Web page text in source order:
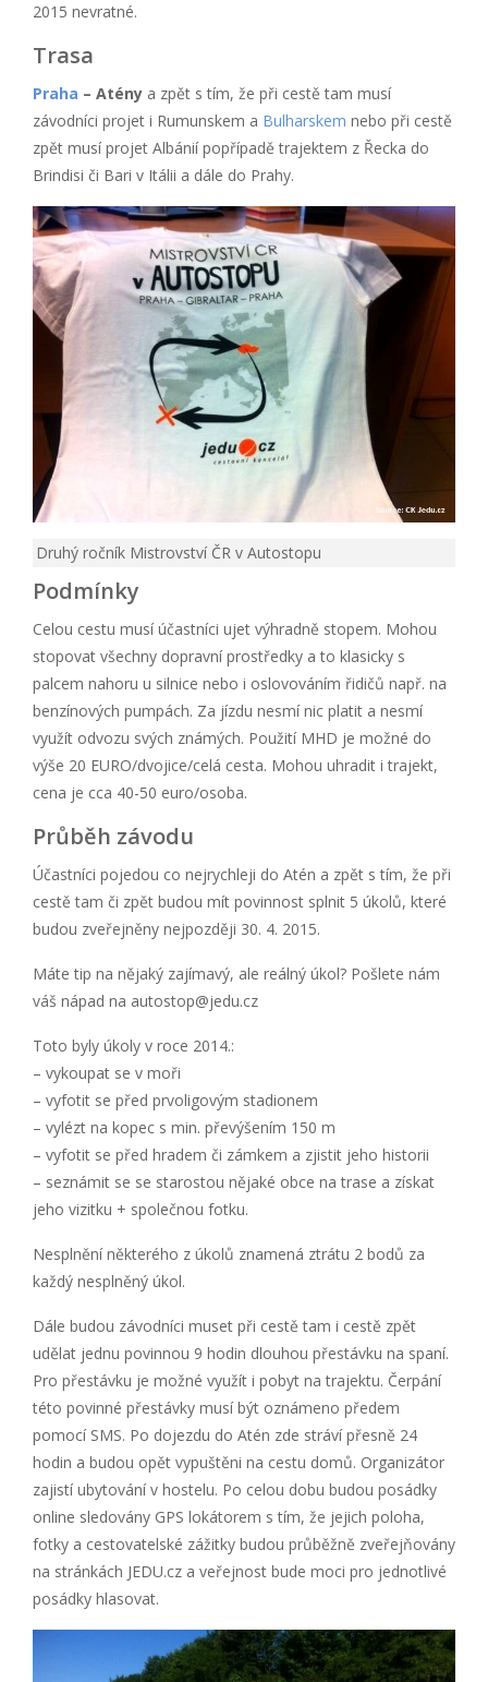
2015 nevratné.
Trasa
Praha – Atény a zpět s tím, že při cestě tam musí
závodníci projet i Rumunskem a Bulharskem nebo při cestě
zpět musí projet Albánií popřípadě trajektem z Řecka do
Brindisi či Bari v Itálii a dále do Prahy.
Druhý ročník Mistrovství ČR v Autostopu
Podmínky
Celou cestu musí účastníci ujet výhradně stopem. Mohou
stopovat všechny dopravní prostředky a to klasicky s
palcem nahoru u silnice nebo i oslovováním řidičů např. na
benzínových pumpách. Za jízdu nesmí nic platit a nesmí
využít odvozu svých známých. Použití MHD je možné do
výše 20 EURO/dvojice/celá cesta. Mohou uhradit i trajekt,
cena je cca 40-50 euro/osoba.
Průběh závodu
Účastníci pojedou co nejrychleji do Atén a zpět s tím, že při
cestě tam či zpět budou mít povinnost splnit 5 úkolů, které
budou zveřejněny nejpozději 30. 4. 2015.
Máte tip na nějaký zajímavý, ale reálný úkol? Pošlete nám
váš nápad na autostop@jedu.cz
Toto byly úkoly v roce 2014.:
– vykoupat se v moři
– vyfotit se před prvoligovým stadionem
– vylézt na kopec s min. převýšením 150 m
– vyfotit se před hradem či zámkem a zjistit jeho historii
– seznámit se se starostou nějaké obce na trase a získat
jeho vizitku + společnou fotku.
Nesplnění některého z úkolů znamená ztrátu 2 bodů za
každý nesplněný úkol.
Dále budou závodníci muset při cestě tam i cestě zpět
udělat jednu povinnou 9 hodin dlouhou přestávku na spaní.
Pro přestávku je možné využít i pobyt na trajektu. Čerpání
této povinné přestávky musí být oznámeno předem
pomocí SMS. Po dojezdu do Atén zde stráví přesně 24
hodin a budou opět vypuštěni na cestu domů. Organizátor
zajistí ubytování v hostelu. Po celou dobu budou posádky
online sledovány GPS lokátorem s tím, že jejich poloha,
fotky a cestovatelské zážitky budou průběžně zveřejňovány
na stránkách JEDU.cz a veřejnost bude moci pro jednotlivé
posádky hlasovat.